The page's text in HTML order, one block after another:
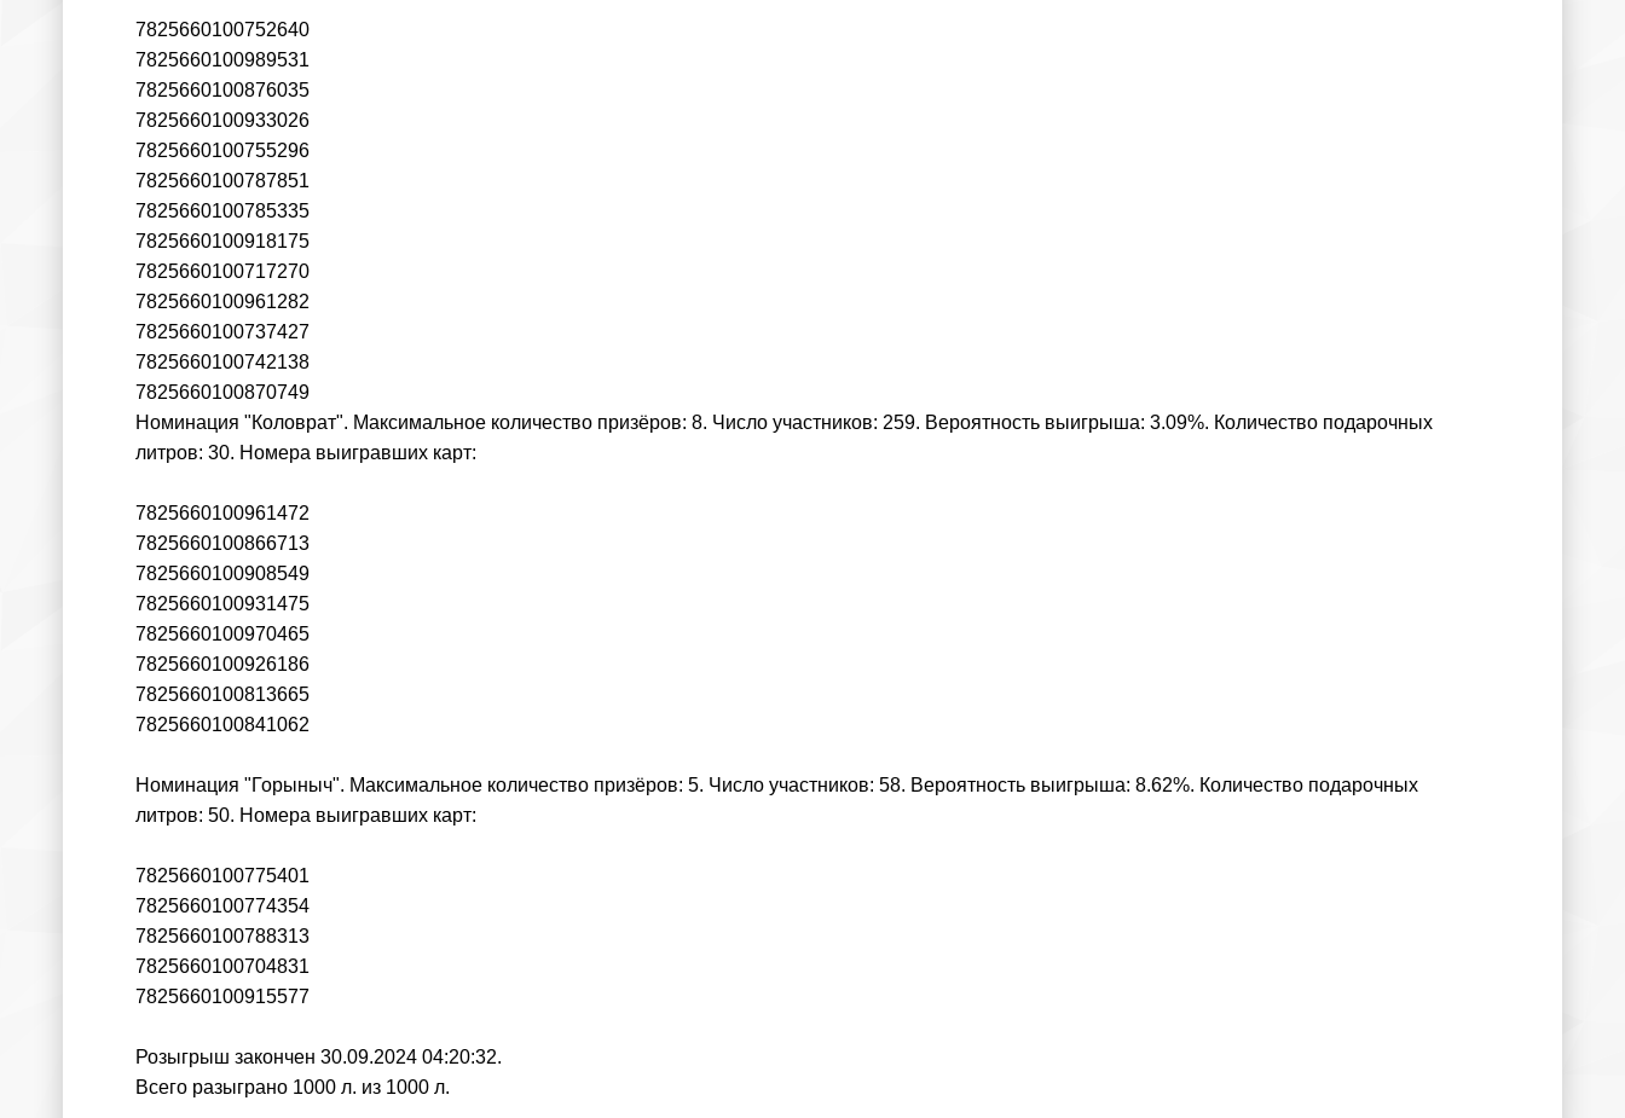
7825660100752640
7825660100989531
7825660100876035
7825660100933026
7825660100755296
7825660100787851
7825660100785335
7825660100918175
7825660100717270
7825660100961282
7825660100737427
7825660100742138
7825660100870749
Номинация "Коловрат". Максимальное количество призёров: 8. Число участников: 259. Вероятность выигрыша: 3.09%. Количество подарочных
литров: 30. Номера выигравших карт:
7825660100961472
7825660100866713
7825660100908549
7825660100931475
7825660100970465
7825660100926186
7825660100813665
7825660100841062
Номинация "Горыныч". Максимальное количество призёров: 5. Число участников: 58. Вероятность выигрыша: 8.62%. Количество подарочных
литров: 50. Номера выигравших карт:
7825660100775401
7825660100774354
7825660100788313
7825660100704831
7825660100915577
Розыгрыш закончен 30.09.2024 04:20:32.
Всего разыграно 1000 л. из 1000 л.